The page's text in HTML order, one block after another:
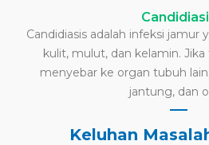
Candidiasis adalah infeksi jamur
kulit, mulut, dan kelamin.
menyebar ke organ tubuh
jantung, dan
Keluhan